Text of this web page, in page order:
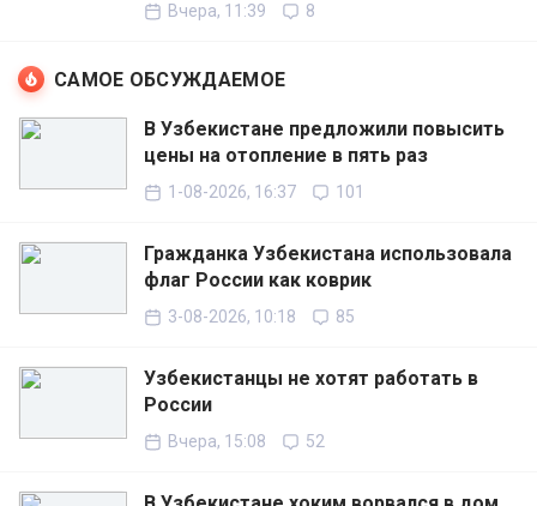
Вчера, 11:39 8
САМОЕ ОБСУЖДАЕМОЕ
В Узбекистане предложили повысить
цены на отопление в пять раз
1-08-2026, 16:37 101
Гражданка Узбекистана использовала
флаг России как коврик
3-08-2026, 10:18 85
Узбекистанцы не хотят работать в
России
Вчера, 15:08 52